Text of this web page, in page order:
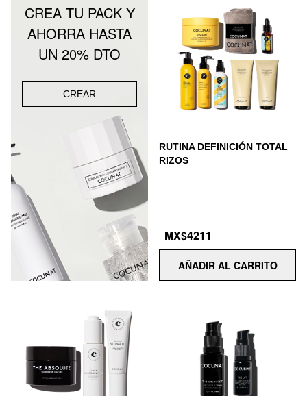
CREA TU PACK Y
AHORRA HASTA
UN 20% DTO
CREAR
RUTINA DEFINICIÓN TOTAL
RIZOS
MX$4211
AÑADIR AL CARRITO